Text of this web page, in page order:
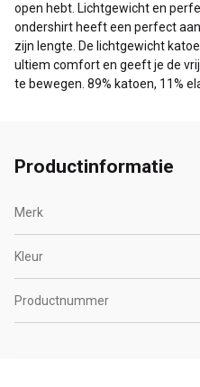
open hebt. Lichtgewicht en
ondershirt heeft een perfect
zijn lengte. De lichtgewicht
ultiem comfort en geeft je de
te bewegen. 89% katoen, 11%
Productinformatie
Merk
Kleur
Productnummer